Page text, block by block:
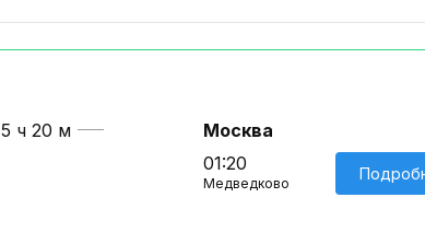
5 ч 20 м
Москва
01:20
Медведково